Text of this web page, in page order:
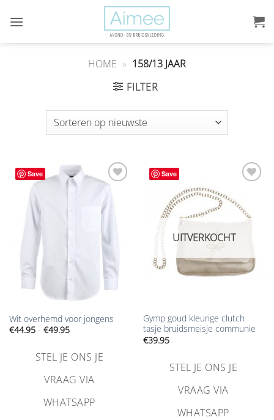
naar
HOME » 158/13 JAAR
FILTER
Save
toevoegen
Wit overhemd voor jongens
€44.95 - €49.95Prijsklasse:
€49.95
STEL JE ONS JE
VRAAG VIA
WHATSAPP
Save
verlanglijst
toevoegen
UITVERKOCHT
Gymp goud kleurige clutch
tasje bruidsmeisje communie
€39.95
STEL JE ONS JE
VRAAG VIA
WHATSAPP